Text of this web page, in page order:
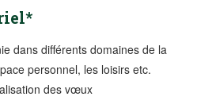
dans différents domaines de la
personnel, les loisirs etc.
des vœux